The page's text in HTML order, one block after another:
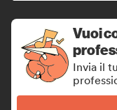
Vuoi
Invia il